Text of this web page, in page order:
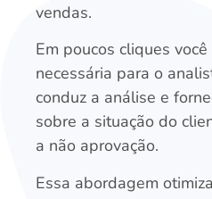
vendas.
Em poucos cliques
necessária para o
conduz a análise e
sobre a situação do
a não aprovação.
Essa abordagem